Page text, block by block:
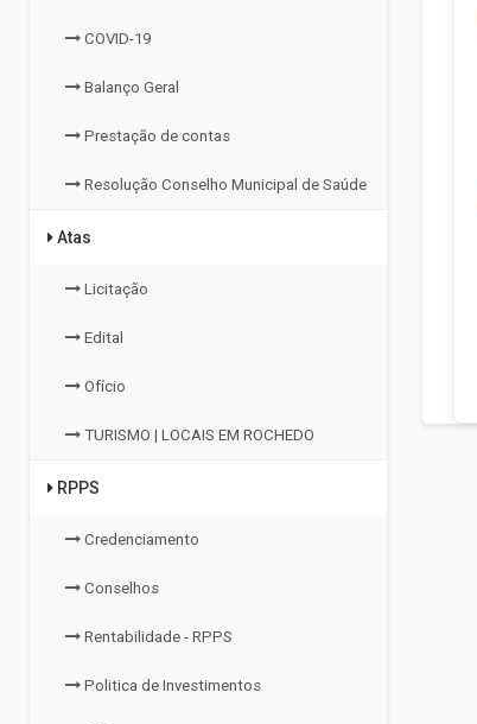
COVID-19
Balanço Geral
Prestação de contas
Resolução Conselho Municipal de Saúde
Atas
Licitação
Edital
Ofício
TURISMO | LOCAIS EM ROCHEDO
RPPS
Credenciamento
Conselhos
Rentabilidade - RPPS
Politica de Investimentos